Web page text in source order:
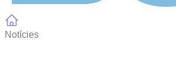
Notícies